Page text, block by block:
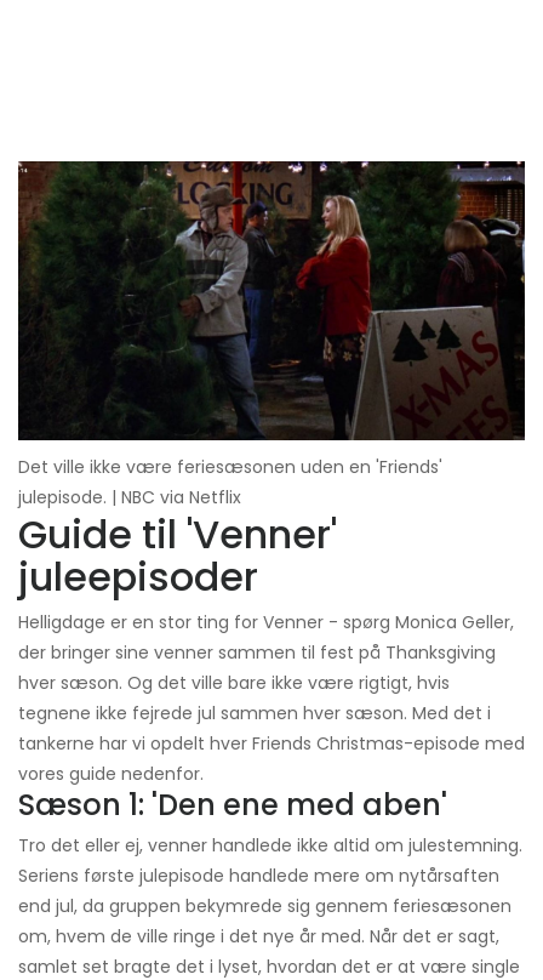
Det ville ikke være feriesæsonen uden en 'Friends'
julepisode. | NBC via Netflix
Guide til 'Venner'
juleepisoder
Helligdage er en stor ting for Venner - spørg Monica Geller,
der bringer sine venner sammen til fest på Thanksgiving
hver sæson. Og det ville bare ikke være rigtigt, hvis
tegnene ikke fejrede jul sammen hver sæson. Med det i
tankerne har vi opdelt hver Friends Christmas-episode med
vores guide nedenfor.
Sæson 1: 'Den ene med aben'
Tro det eller ej, venner handlede ikke altid om julestemning.
Seriens første julepisode handlede mere om nytårsaften
end jul, da gruppen bekymrede sig gennem feriesæsonen
om, hvem de ville ringe i det nye år med. Når det er sagt,
samlet set bragte det i lyset, hvordan det er at være single